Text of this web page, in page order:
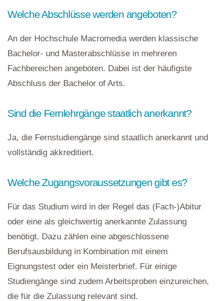
Welche Abschlüsse werden angeboten?
An der Hochschule Macromedia werden klassische
Bachelor- und Masterabschlüsse in mehreren
Fachbereichen angeboten. Dabei ist der häufigste
Abschluss der Bachelor of Arts.
Sind die Fernlehrgänge staatlich anerkannt?
Ja, die Fernstudiengänge sind staatlich anerkannt und
vollständig akkreditiert.
Welche Zugangsvoraussetzungen gibt es?
Für das Studium wird in der Regel das (Fach-)Abitur
oder eine als gleichwertig anerkannte Zulassung
benötigt. Dazu zählen eine abgeschlossene
Berufsausbildung in Kombination mit einem
Eignungstest oder ein Meisterbrief. Für einige
Studiengänge sind zudem Arbeitsproben einzureichen,
die für die Zulassung relevant sind.